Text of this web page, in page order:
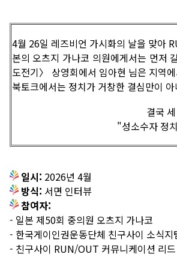
4월 26일 레즈비언 가시화의 날을 맞아
본의 오츠지 가나코 의원에게서는 먼저
도전기〉 상영회에서 임아현 님은 지역
북토크에서는 정치가 거창한 결심만이
결국
"성소수자 정
일시: 2026년 4월
방식: 서면 인터뷰
참여자:
- 일본 제50회 중의원 오츠지 가나코
- 한국게이인권운동단체 친구사이 소식지
- 친구사이 RUN/OUT 커뮤니케이션 리